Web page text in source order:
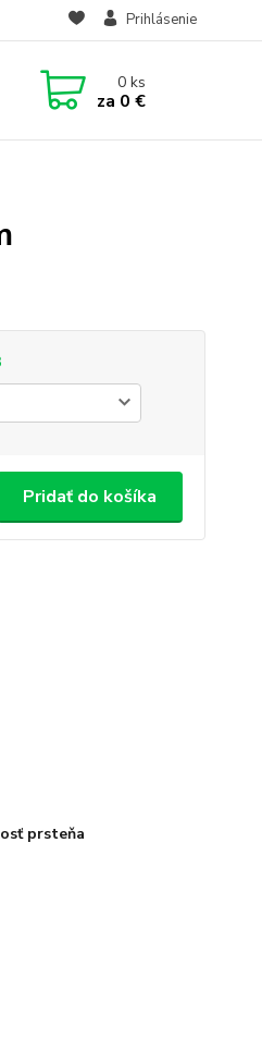
Prihlásenie
0ks
za 0 €
Pridať do košíka
prsteňa